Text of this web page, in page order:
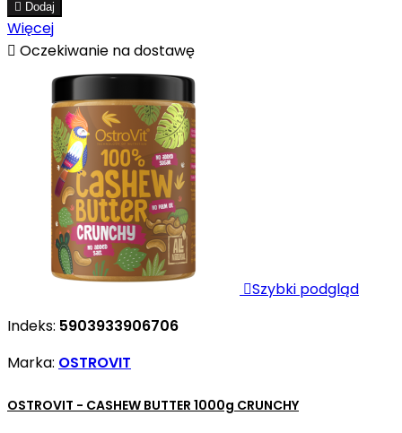
 Dodaj
Więcej
 Oczekiwanie na dostawę
Szybki podgląd
Indeks: 5903933906706
Marka: OSTROVIT
OSTROVIT - CASHEW BUTTER 1000g CRUNCHY